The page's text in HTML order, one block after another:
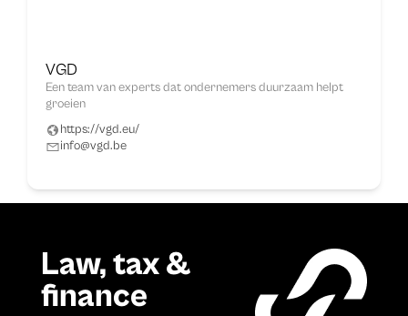
VGD
Een team van experts dat ondernemers duurzaam helpt
groeien
https://vgd.eu/
info@vgd.be
Law, tax &
finance